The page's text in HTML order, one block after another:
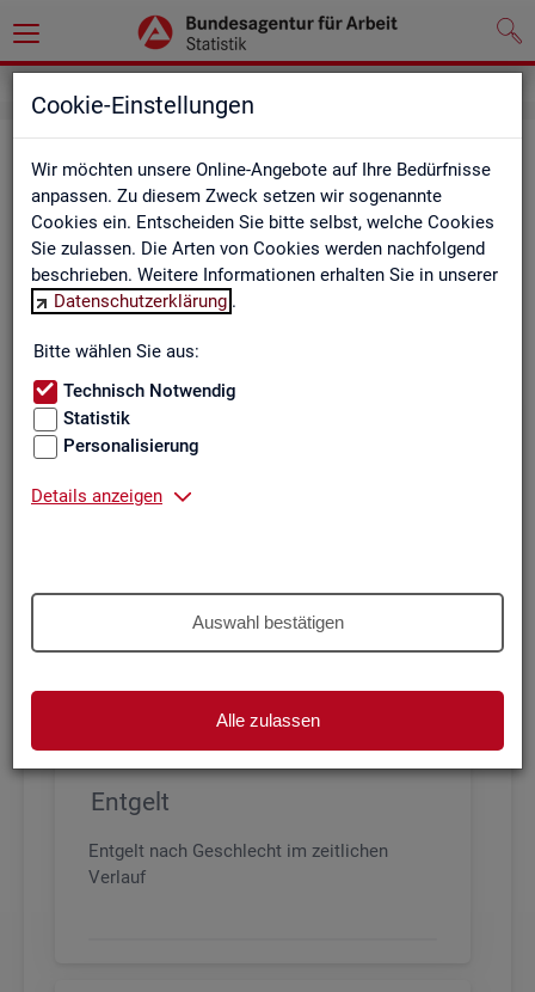
Cookie-Einstellungen
Wir möchten unsere Online-Angebote auf Ihre Bedürfnisse
anpassen. Zu diesem Zweck setzen wir sogenannte
Cookies ein. Entscheiden Sie bitte selbst, welche Cookies
Sie zulassen. Die Arten von Cookies werden nachfolgend
beschrieben. Weitere Informationen erhalten Sie in unserer
Datenschutzerklärung .
Bitte wählen Sie aus:
Technisch Notwendig
Statistik
Personalisierung
Details anzeigen
Auswahl bestätigen
Alle zulassen
Be­ru­fe auf einen Blick
Die Dia­gram­me und Ta­bel­len wer­den jähr­lich ak­tua­li­siert und
ent­hal­ten In­for­ma­tio­nen zu den The­men Be­schäf­ti­gung, Ent­
gelt, Ar­beits­lo­sig­keit, ge­mel­de­te Ar­beits­stel­len und Fach­kräf­
te­be­darf aller Be­ru­fe sowie der MINT- und In­ge­nieur­be­ru­fe dif­
fe­ren­ziert nach dem An­for­de­rungs­ni­veau (z.B. Fach­kräf­te) für
Deutsch­land, Län­der und Agen­tur­be­zir­ke
Bitte wäh­len Sie ein Thema aus
Arbeitszeit und Anforderungsniveau, sowie
den wichtigsten Branchen
Entgelt
Entgelt nach Geschlecht im zeitlichen
Verlauf